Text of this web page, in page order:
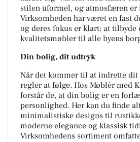
stilen uformel, og atmosfæren er
Virksomheden har været en fast
og deres fokus er klart: at tilbyde
kvalitetsmøbler til alle byens
Din bolig, dit udtryk
Når det kommer til at indrette dit
regler at følge. Hos Møblér med
forstår de, at din bolig er en
personlighed. Her kan du finde
minimalistiske designs til
moderne elegance og klassisk
Virksomhedens sortiment